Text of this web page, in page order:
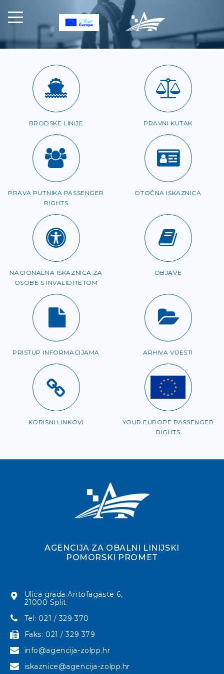
BRODSKE LINIJE PRAVNI KUTAK
PRAVA PUTNIKA PASSENGER
RIGHTS
OTOČNA ISKAZNICA
NACIONALNA ISKAZNICA ZA
OSOBE S INVALIDITETOM
OBJAVE
PRISTUP INFORMACIJAMA ARHIVA VIJESTI
KORISNI LINKOVI
YOUR EUROPE PASSENGER
RIGHTS
AGENCIJA ZA OBALNI LINIJSKI
POMORSKI PROMET
Ulica grada Antofagaste 6,
21000 Split
Tel: 021 / 329 370
Faks: 021 / 329 379
info@agencija-zolpp.hr
iskaznice@agencija-zolpp.hr